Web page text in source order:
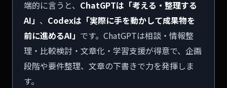
端的に言うと、 ChatGPTは「考える・整理する
AI」 、 Codexは「実際に手を動かして成果物を
前に進めるAI」 です。ChatGPTは相談・情報整
理・比較検討・文章化・学習支援が得意で、企画
段階や要件整理、文章の下書きで力を発揮しま
す。